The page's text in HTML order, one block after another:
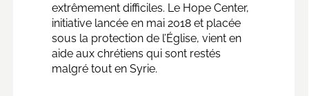
extrêmement difficiles. Le Hope Center,
initiative lancée en mai 2018 et placée
sous la protection de l’Église, vient en
aide aux chrétiens qui sont restés
malgré tout en Syrie.